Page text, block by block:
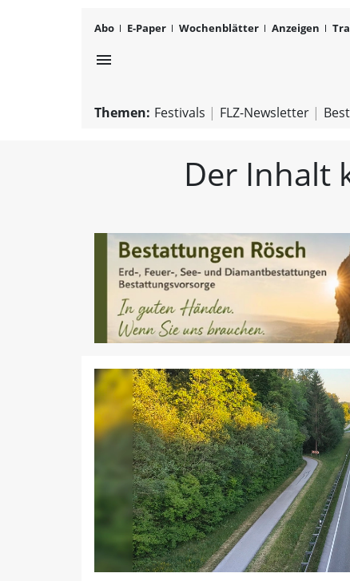
Abo E-Paper Wochenblätter Anzeigen
menu
Themen: Festivals FLZ-Newsletter
Der Inhalt